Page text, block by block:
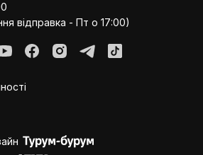
відправка - Пт о 17:00)